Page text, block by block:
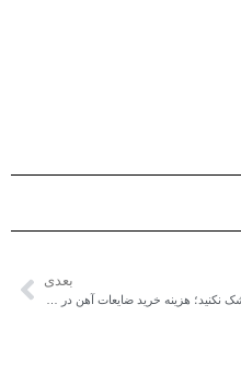
بعدی
شک نکنید؛ هزینه خرید ضایعات آهن در انبار عظیمی به موقع پرداخت می‌شود